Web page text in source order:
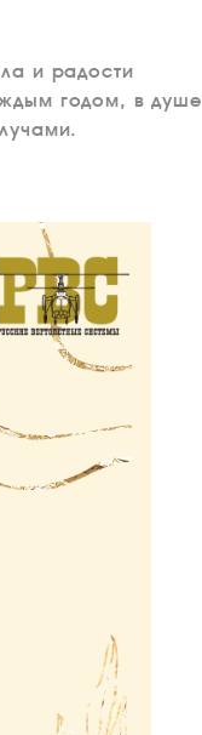
и радости
годом, в душе